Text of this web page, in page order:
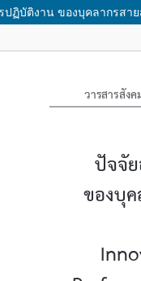
ปฏิบัติงาน ของบุคลากรส